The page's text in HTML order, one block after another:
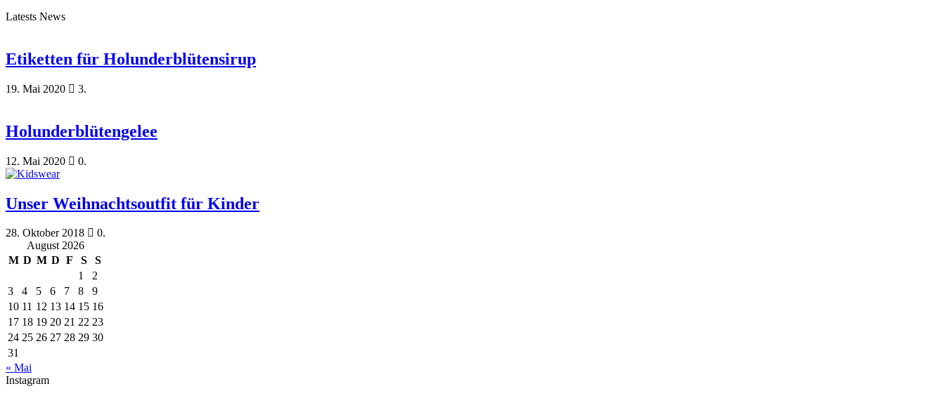
Latests News
Etiketten für Holunderblütensirup
19. Mai 2020 3.
Holunderblütengelee
12. Mai 2020 0.
Unser Weihnachtsoutfit für Kinder
28. Oktober 2018
0.
August 2026
M D M D F S
S
1
2
3
4 5 6 7 8
9
10 11 12 13 14 15 16
17 18 19 20 21 22 23
24 25 26 27 28 29 30
31
« Mai
Instagram